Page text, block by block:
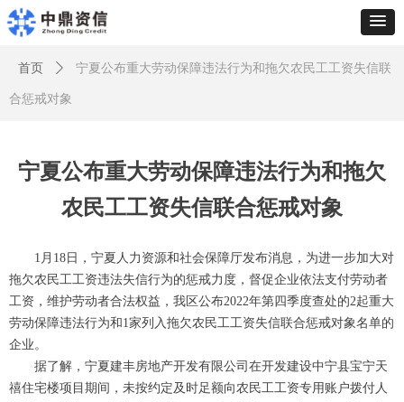
首页 ꄲ 宁夏公布重大劳动保障违法行为和拖欠农民工工资失信联
合惩戒对象
宁夏公布重大劳动保障违法行为和拖欠
农民工工资失信联合惩戒对象
1月18日，宁夏人力资源和社会保障厅发布消息，为进一步加大对
拖欠农民工工资违法失信行为的惩戒力度，督促企业依法支付劳动者
工资，维护劳动者合法权益，我区公布2022年第四季度查处的2起重大
劳动保障违法行为和1家列入拖欠农民工工资失信联合惩戒对象名单的
企业。
据了解，宁夏建丰房地产开发有限公司在开发建设中宁县宝宁天
禧住宅楼项目期间，未按约定及时足额向农民工工资专用账户拨付人